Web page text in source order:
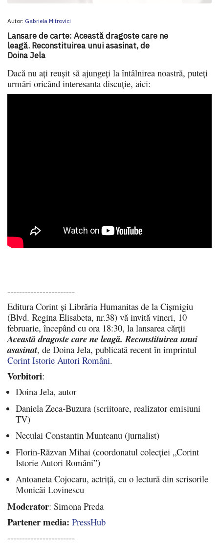
Autor: Gabriela Mitrovici
Lansare de carte: Această dragoste care ne
leagă. Reconstituirea unui asasinat, de
Doina Jela
Dacă nu aţi reuşit să ajungeţi la întâlnirea noastră, puteţi
urmări oricând interesanta discuţie, aici:
-----------------------
Editura Corint și Librăria Humanitas de la Cișmigiu
(Blvd. Regina Elisabeta, nr.38) vă invită vineri, 10
februarie, începând cu ora 18:30, la lansarea cărții
Această dragoste care ne leagă. Reconstituirea unui
asasinat, de Doina Jela, publicată recent în imprintul
Corint Istorie Autori Români.
Vorbitori:
Doina Jela, autor
Daniela Zeca-Buzura (scriitoare, realizator emisiuni
TV)
Neculai Constantin Munteanu (jurnalist)
Florin-Răzvan Mihai (coordonatul colecției „Corint
Istorie Autori Români”)
Antoaneta Cojocaru, actriță, cu o lectură din scrisorile
Monicăi Lovinescu
Moderator: Simona Preda
Partener media: PressHub
-----------------------